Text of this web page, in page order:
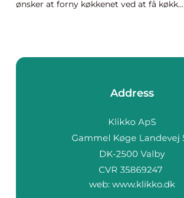
ønsker at forny køkkenet ved at få køkk...
Address
web: www.klikko.dk